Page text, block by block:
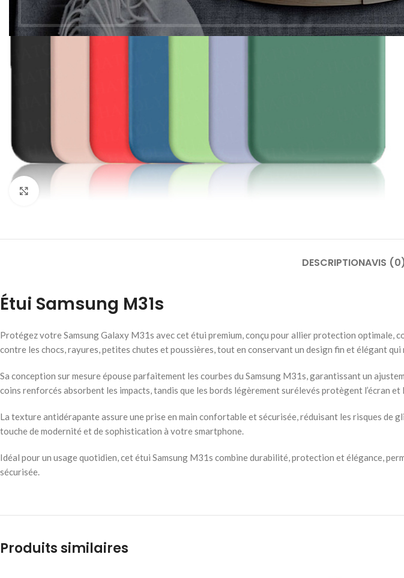
DESCRIPTIONAVIS
Étui Samsung M31s
Protégez votre Samsung Galaxy M31s avec cet étui premium, conçu pour allier protection
contre les chocs, rayures, petites chutes et poussières, tout en conservant un design fin et élégant
Sa conception sur mesure épouse parfaitement les courbes du Samsung M31s, garantissant un
coins renforcés absorbent les impacts, tandis que les bords légèrement surélevés protègent l’écran
La texture antidérapante assure une prise en main confortable et sécurisée, réduisant les risques
touche de modernité et de sophistication à votre smartphone.
Idéal pour un usage quotidien, cet étui Samsung M31s combine durabilité, protection et élégance,
sécurisée.
Produits similaires